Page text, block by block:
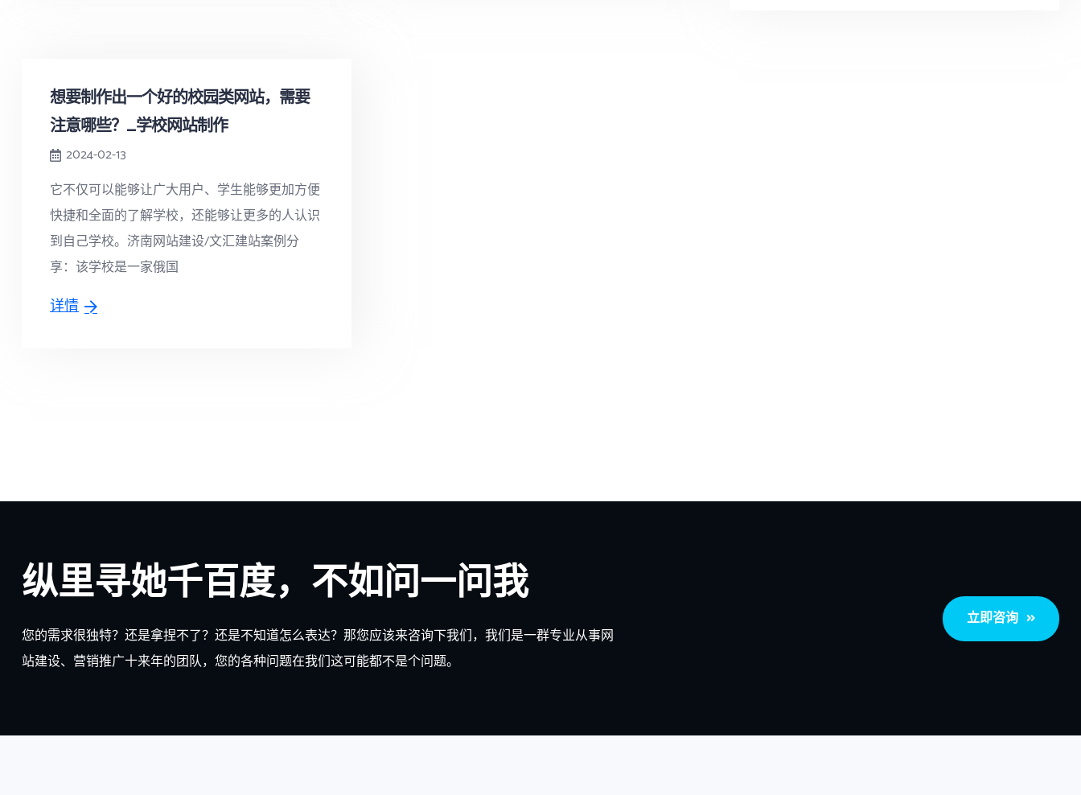
想要制作出一个好的校园类网站，需要
注意哪些？_学校网站制作
2024-02-13
它不仅可以能够让广大用户、学生能够更加方便
快捷和全面的了解学校，还能够让更多的人认识
到自己学校。济南网站建设/文汇建站案例分
享：该学校是一家俄国
详情
纵里寻她千百度，不如问一问我
您的需求很独特？还是拿捏不了？还是不知道怎么表达？那您应该来咨询下我们，我们是一群专业从事网
站建设、营销推广十来年的团队，您的各种问题在我们这可能都不是个问题。
立即咨询